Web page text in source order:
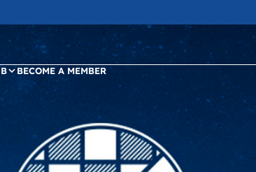
BECOME A MEMBER